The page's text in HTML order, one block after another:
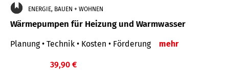
ENERGIE, BAUEN + WOHNEN
Wärmepumpen für Heizung und Warmwasser
Planung • Technik • Kosten • Förderung mehr
39,90 €